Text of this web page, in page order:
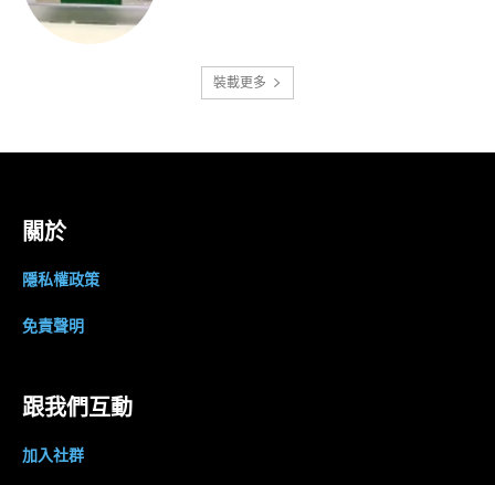
裝載更多
關於
隱私權政策
免責聲明
跟我們互動
加入社群